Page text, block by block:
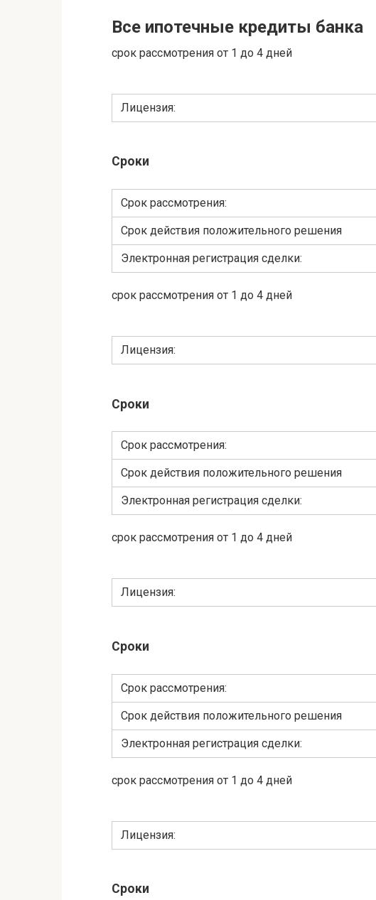
Все ипотечные кредиты банка
срок рассмотрения от 1 до 4 дней
Лицензия:
Сроки
Cрок рассмотрения:
Срок действия положительного решения
Электронная регистрация сделки:
срок рассмотрения от 1 до 4 дней
Лицензия:
Сроки
Cрок рассмотрения:
Срок действия положительного решения
Электронная регистрация сделки:
срок рассмотрения от 1 до 4 дней
Лицензия:
Сроки
Cрок рассмотрения:
Срок действия положительного решения
Электронная регистрация сделки:
срок рассмотрения от 1 до 4 дней
Лицензия:
Сроки